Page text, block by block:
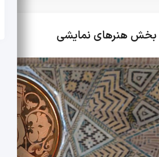
بخش هنرهای نمایشی